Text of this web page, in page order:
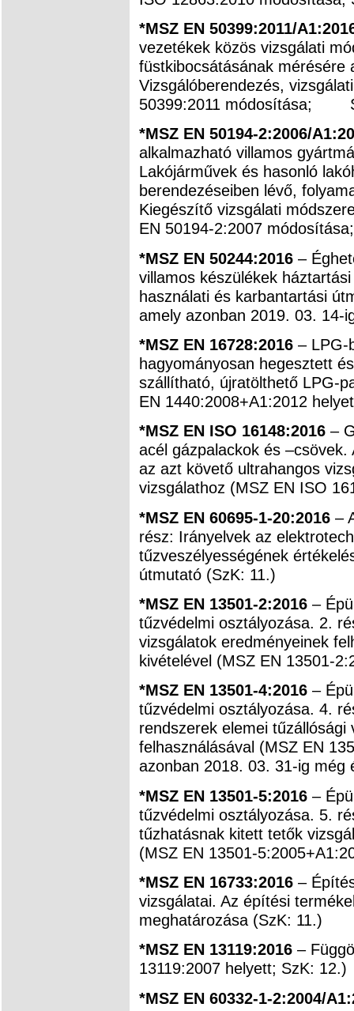
*MSZ EN 50399:2011/
vezetékek közös vizsgálati
füstkibocsátásának mérésére
Vizsgálóberendezés,
50399:2011 módosítása;
*MSZ EN 50194-2:2006/
alkalmazható villamos
Lakójárművek és hasonló
berendezéseiben lévő,
Kiegészítő vizsgálati
EN 50194-2:2007
*MSZ EN 50244:2016–
villamos készülékek
használati és karbantartási
amely azonban 2019. 03. 14-
*MSZ EN 16728:2016– LPG-
hagyományosan hegesztett
szállítható, újratölthető LPG-
EN 1440:2008+A1:2012
*MSZ EN ISO 16148:2016–
acél gázpalackok és
az azt követő ultrahangos
vizsgálathoz (MSZ EN ISO
*MSZ EN 60695-1-20:2016–
rész: Irányelvek az
tűzveszélyességének
útmutató (SzK: 11.)
*MSZ EN 13501-2:2016–
tűzvédelmi osztályozása. 2.
vizsgálatok eredményeinek
kivételével (MSZ EN 13501-
*MSZ EN 13501-4:2016–
tűzvédelmi osztályozása. 4.
rendszerek elemei
felhasználásával (MSZ EN
azonban 2018. 03. 31-ig még
*MSZ EN 13501-5:2016–
tűzvédelmi osztályozása. 5.
tűzhatásnak kitett tetők
(MSZ EN 13501-
*MSZ EN 16733:2016–
vizsgálatai. Az építési
meghatározása (SzK: 11.)
*MSZ EN 13119:2016–
13119:2007 helyett; SzK: 12.)
*MSZ EN 60332-1-2:2004/